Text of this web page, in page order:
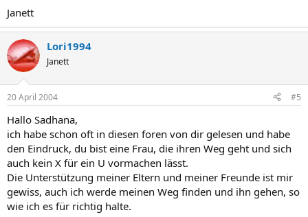
Janett
Lori1994
Janett
20 April 2004 #5
Hallo Sadhana,
ich habe schon oft in diesen foren von dir gelesen und habe
den Eindruck, du bist eine Frau, die ihren Weg geht und sich
auch kein X für ein U vormachen lässt.
Die Unterstützung meiner Eltern und meiner Freunde ist mir
gewiss, auch ich werde meinen Weg finden und ihn gehen, so
wie ich es für richtig halte.